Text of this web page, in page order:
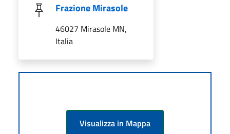
Frazione Mirasole
46027 Mirasole MN,
Italia
Visualizza in Mappa